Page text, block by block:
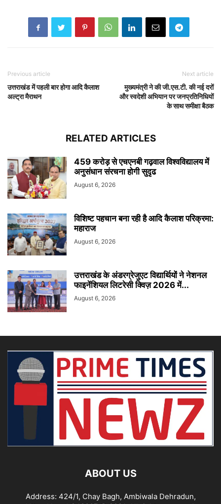
Previous article
उत्तराखंड में पहली बार होगा आदि कैलाश
अल्ट्रा मैराथन
Next article
मुख्यमंत्री ने की जी.एस.टी. की नई दरों
और स्वदेशी अभियान पर जनप्रतिनिधियों
के साथ समीक्षा बैठक
RELATED ARTICLES
459 करोड़ से एचएनबी गढ़वाल विश्वविद्यालय में
अनुसंधान संरचना होगी सुदृढ
August 6, 2026
विशिष्ट पहचान बना रही है आदि कैलाश परिक्रमा:
महाराज
August 6, 2026
उत्तराखंड के अंडरग्रेजुएट विद्यार्थियों ने नेशनल
फाइनेंशियल लिटरेसी क्विज़ 2026 में...
August 6, 2026
ABOUT US
Address: 424/1, Chay Bagh, Ambiwala Dehradun,